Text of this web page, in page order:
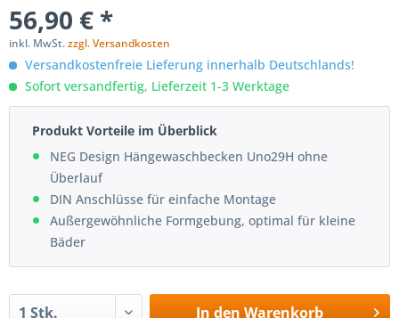
56,90 € *
inkl. MwSt.zzgl. Versandkosten
Versandkostenfreie Lieferung innerhalb Deutschlands!
Sofort versandfertig, Lieferzeit 1-3 Werktage
Produkt Vorteile im Überblick
NEG Design Hängewaschbecken Uno29H ohne
Überlauf
DIN Anschlüsse für einfache Montage
Außergewöhnliche Formgebung, optimal für kleine
Bäder
In den Warenkorb